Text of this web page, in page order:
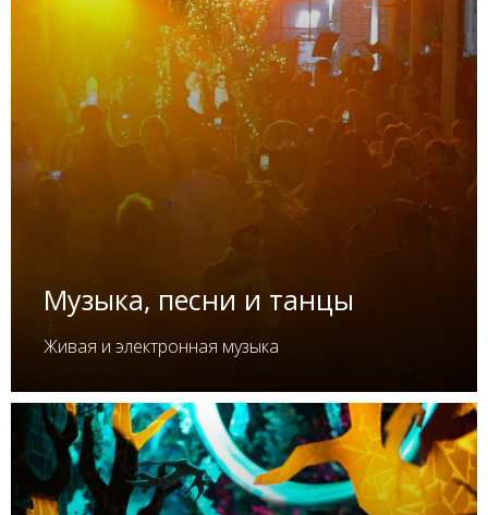
Музыка, песни и танцы
Живая и электронная музыка